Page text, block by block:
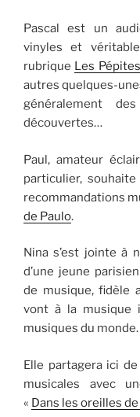
Pascal est un
vinyles et
rubrique Les
autres quelques-
généralement
découvertes…
Paul, amateur
particulier,
recommandations
de Paulo.
Nina s’est jointe à
d’une jeune
de musique, fidèle
vont à la musique
musiques du monde.
Elle partagera ici
musicales avec
« Dans les oreilles